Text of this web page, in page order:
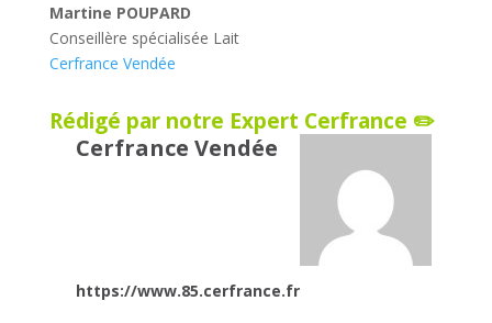
Martine POUPARD
Conseillère spécialisée Lait
Cerfrance Vendée
Rédigé par notre Expert Cerfrance ✏️
Cerfrance Vendée
https://www.85.cerfrance.fr